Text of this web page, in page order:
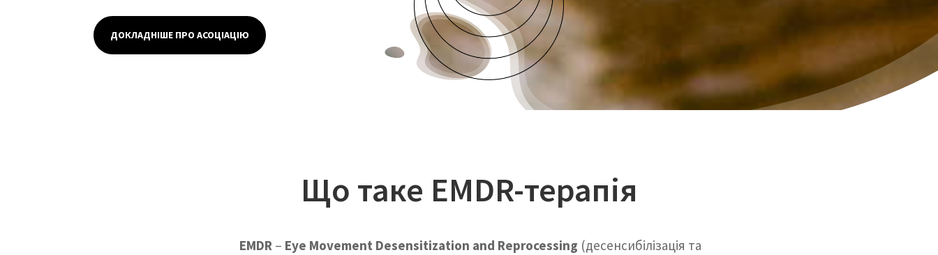
ДОКЛАДНІШЕ ПРО АСОЦІАЦІЮ
Що таке EMDR-терапія
EMDR – Eye Movement Desensitization and Reprocessing (десенсибілізація та